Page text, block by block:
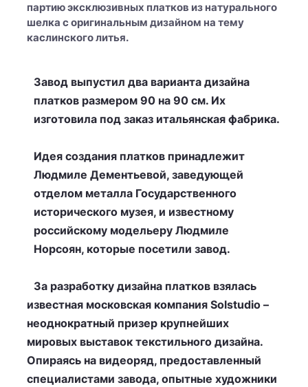
партию эксклюзивных платков из натурального
шелка с оригинальным дизайном на тему
каслинского литья.
Завод выпустил два варианта дизайна
платков размером 90 на 90 см. Их
изготовила под заказ итальянская фабрика.
Идея создания платков принадлежит
Людмиле Дементьевой, заведующей
отделом металла Государственного
исторического музея, и известному
российскому модельеру Людмиле
Норсоян, которые посетили завод.
За разработку дизайна платков взялась
известная московская компания Solstudio –
неоднократный призер крупнейших
мировых выставок текстильного дизайна.
Опираясь на видеоряд, предоставленный
специалистами завода, опытные художники